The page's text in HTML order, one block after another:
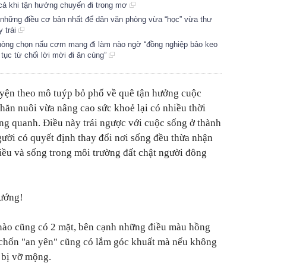
khi tận hưởng chuyến đi trong mơ
điều cơ bản nhất để dân văn phòng vừa “học” vừa thư
trái
chọn nấu cơm mang đi làm nào ngờ “đồng nghiệp bảo keo
từ chối lời mời đi ăn cùng”
theo mô tuýp bỏ phố về quê tận hưởng cuộc
nuôi vừa nâng cao sức khoẻ lại có nhiều thời
quanh. Điều này trái ngược với cuộc sống ở thành
có quyết định thay đổi nơi sống đều thừa nhận
và sống trong môi trường đất chật người đông
cũng có 2 mặt, bên cạnh những điều màu hồng
"an yên" cũng có lắm góc khuất mà nếu không
vỡ mộng.